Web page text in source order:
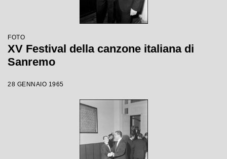
FOTO
XV Festival della canzone italiana di
Sanremo
28 GENNAIO 1965